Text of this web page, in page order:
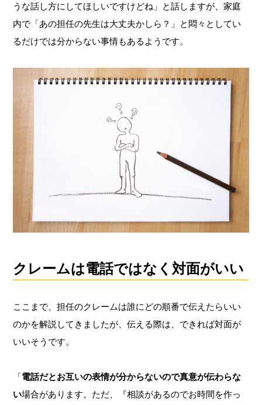
うな話し方にしてほしいですけどね」と話しますが、家庭
内で「あの担任の先生は大丈夫かしら？」と悶々としてい
るだけでは分からない事情もあるようです。
クレームは電話ではなく対面がいい
ここまで、担任のクレームは誰にどの順番で伝えたらいい
のかを解説してきましたが、伝える際は、できれば対面が
いいそうです。
「電話だとお互いの表情が分からないので真意が伝わらな
い場合があります。ただ、『相談があるのでお時間を作っ